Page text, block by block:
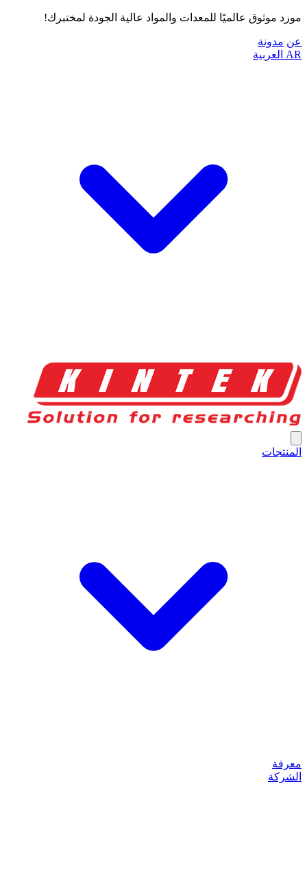
مورد موثوق عالميًا للمعدات والمواد عالية الجودة لمختبرك!
عن مدونة
AR العربية
المنتجات
معرفة
الشركة